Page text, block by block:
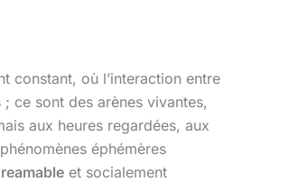
constant, où l’interaction entre
ce sont des arènes vivantes,
aux heures regardées, aux
éphémères
et socialement